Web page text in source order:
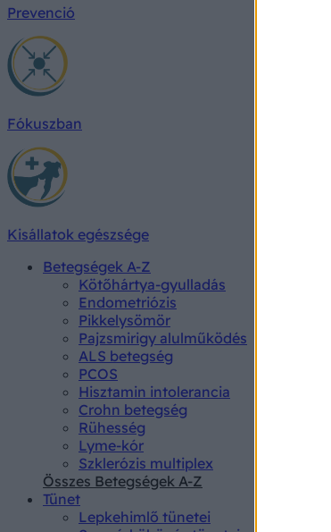
Prevenció
Fókuszban
Kisállatok egészsége
Betegségek A-Z
Kötőhártya-gyulladás
Endometriózis
Pikkelysömör
Pajzsmirigy alulműködés
ALS betegség
PCOS
Hisztamin intolerancia
Crohn betegség
Rühesség
Lyme-kór
Szklerózis multiplex
Összes Betegségek A-Z
Tünet
Lepkehimlő tünetei